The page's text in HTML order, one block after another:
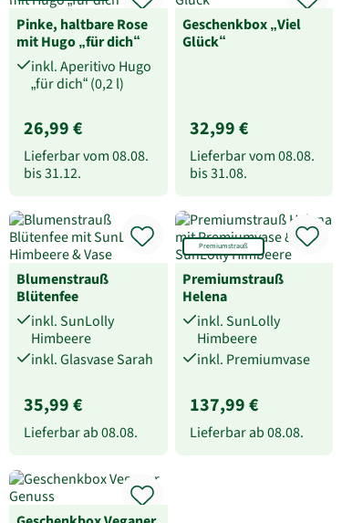
Pinke, haltbare Rose
mit Hugo „für dich“
inkl. Aperitivo Hugo
„für dich“ (0,2 l)
26,99 €
Lieferbar vom08.08.
bis31.12.
Geschenkbox „Viel
Glück“
32,99 €
Lieferbar vom08.08.
bis31.08.
Blumenstrauß
Blütenfee
inkl. SunLolly
Himbeere
inkl. Glasvase Sarah
35,99 €
Lieferbar ab08.08.
Premiumstrauß
Premiumstrauß
Helena
inkl. SunLolly
Himbeere
inkl. Premiumvase
137,99 €
Lieferbar ab08.08.